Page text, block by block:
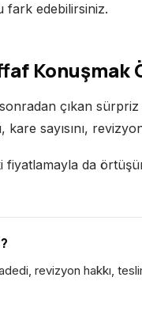
fark edebilirsiniz.
Konuşmak
çıkan
kare sayısını,
fiyatlamayla da
revizyon hakkı,